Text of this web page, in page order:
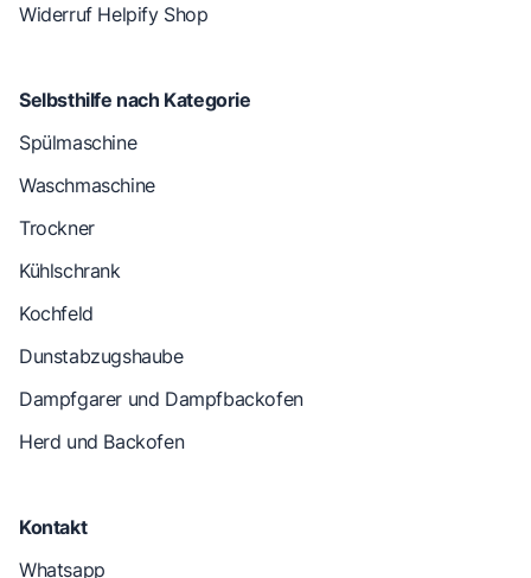
Widerruf Helpify Shop
Selbsthilfe nach Kategorie
Spülmaschine
Waschmaschine
Trockner
Kühlschrank
Kochfeld
Dunstabzugshaube
Dampfgarer und Dampfbackofen
Herd und Backofen
Kontakt
Whatsapp